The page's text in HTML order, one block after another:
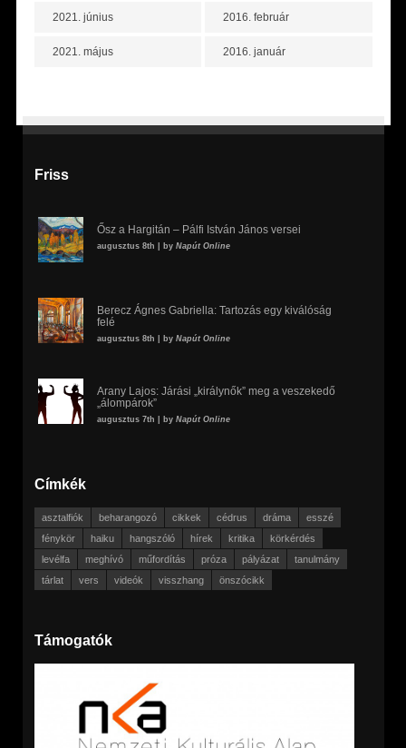
2021. június
2021. május
2016. február
2016. január
Friss
Ősz a Hargitán – Pálfi István János versei
augusztus 8th | by Napút Online
Berecz Ágnes Gabriella: Tartozás egy kiválóság
felé
augusztus 8th | by Napút Online
Arany Lajos: Járási „királynők” meg a veszekedő
„álompárok”
augusztus 7th | by Napút Online
Címkék
asztalfiók beharangozó cikkek cédrus dráma
esszé
fénykör
haiku hangszóló hírek kritika
körkérdés
levélfa
meghívó műfordítás próza pályázat
tanulmány
tárlat
vers videók visszhang önszócikk
Támogatók